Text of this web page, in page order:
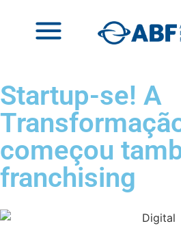
Startup-se! A
começou
franchising